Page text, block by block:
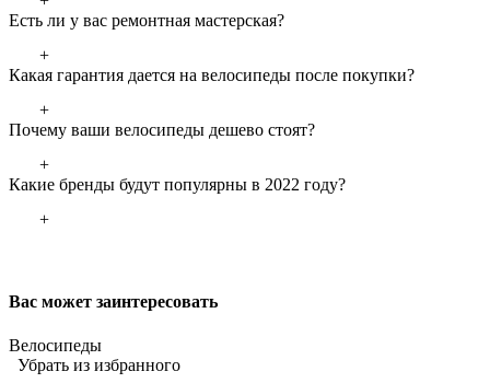
Есть ли у вас ремонтная мастерская?
+
Какая гарантия дается на велосипеды после покупки?
+
Почему ваши велосипеды дешево стоят?
+
Какие бренды будут популярны в 2022 году?
+
Вас может заинтересовать
Велосипеды
Убрать из избранного